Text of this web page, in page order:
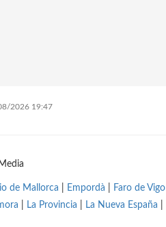
2026 19:47
de Mallorca Empordà Faro de Vigo
La Provincia La Nueva España